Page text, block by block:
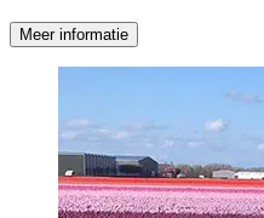
Meer informatie